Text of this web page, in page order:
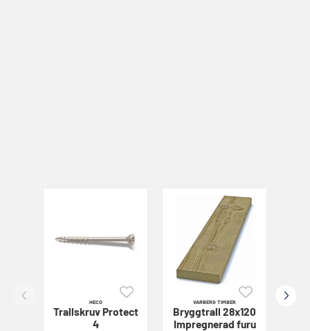
HECO
TrallskruvProtect
4
VARBERG TIMBER
Bryggtrall 28x120
Impregnerad furu